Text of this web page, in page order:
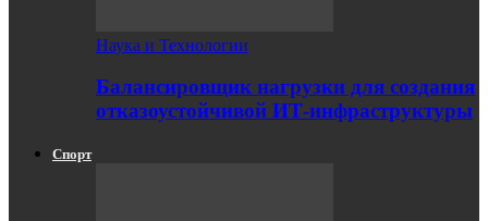
Наука и Технологии
Балансировщик нагрузки для создания
отказоустойчивой ИТ-инфраструктуры
Спорт